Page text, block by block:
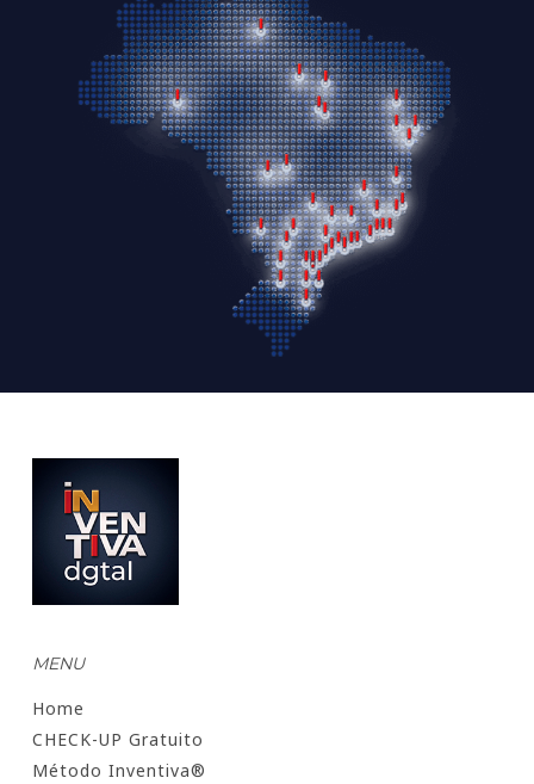
MENU
Home
CHECK-UP Gratuito
Método Inventiva®